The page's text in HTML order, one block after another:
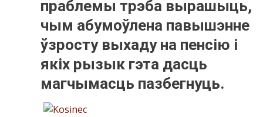
праблемы трэба вырашыць,
чым абумоўлена павышэнне
ўзросту выхаду на пенсію і
якіх рызык гэта дасць
магчымасць пазбегнуць.